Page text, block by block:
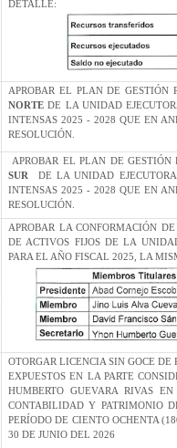
DETALLE:
APROBAR EL PLAN DE
NORTE DE LA UNIDAD
INTENSAS 2025 - 2028 QUE EN
RESOLUCIÓN.
APROBAR EL PLAN DE
SUR DE LA UNIDAD
INTENSAS 2025 - 2028 QUE EN
RESOLUCIÓN.
APROBAR LA CONFORMACIÓN
DE ACTIVOS FIJOS DE LA
PARA EL AÑO FISCAL 2025, LA
OTORGAR LICENCIA SIN GOCE DE
EXPUESTOS EN LA PARTE
HUMBERTO GUEVARA RIVAS
CONTABILIDAD Y PATRIMONIO
PERÍODO DE CIENTO OCHENTA
30 DE JUNIO DEL 2026